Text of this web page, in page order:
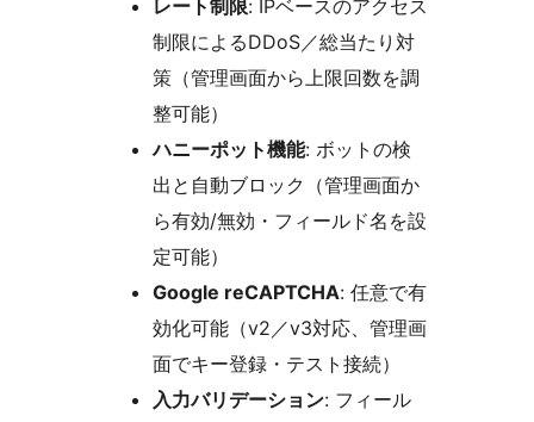
レート制限: IPベースのアクセス
制限によるDDoS／総当たり対
策（管理画面から上限回数を調
整可能）
ハニーポット機能: ボットの検
出と自動ブロック（管理画面か
ら有効/無効・フィールド名を設
定可能）
Google reCAPTCHA: 任意で有
効化可能（v2／v3対応、管理画
面でキー登録・テスト接続）
入力バリデーション: フィール